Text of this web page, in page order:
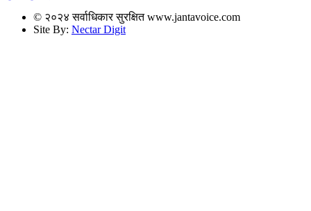
© २०२४ सर्वाधिकार सुरक्षित www.jantavoice.com
Site By: Nectar Digit